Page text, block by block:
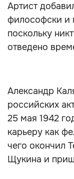
Артист
философски и
поскольку
отведено
Александр
российских
25 мая 1942
карьеру как
чего окончил
Щукина и